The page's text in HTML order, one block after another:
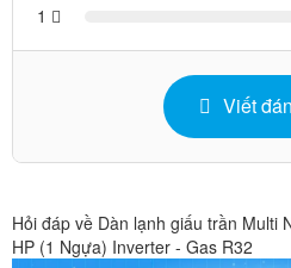
1
Viết
Hỏi đáp về Dàn lạnh giấu trần Multi
HP (1 Ngựa) Inverter - Gas R32